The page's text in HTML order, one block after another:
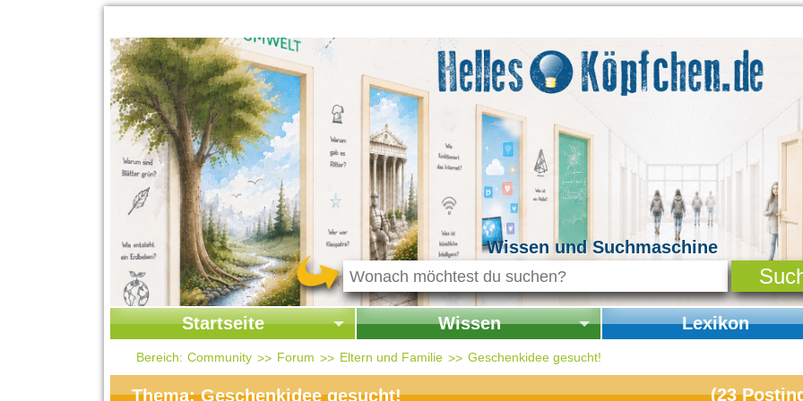
Wissen und Suchmaschine
Startseite
Startseite
Kontakt
Wissen
Startseite Wissen
Geschichte & Kultur
Lexikon
Bereich: Community Forum Eltern und Familie Geschenkidee gesucht!
Thema: Geschenkidee gesucht! (23